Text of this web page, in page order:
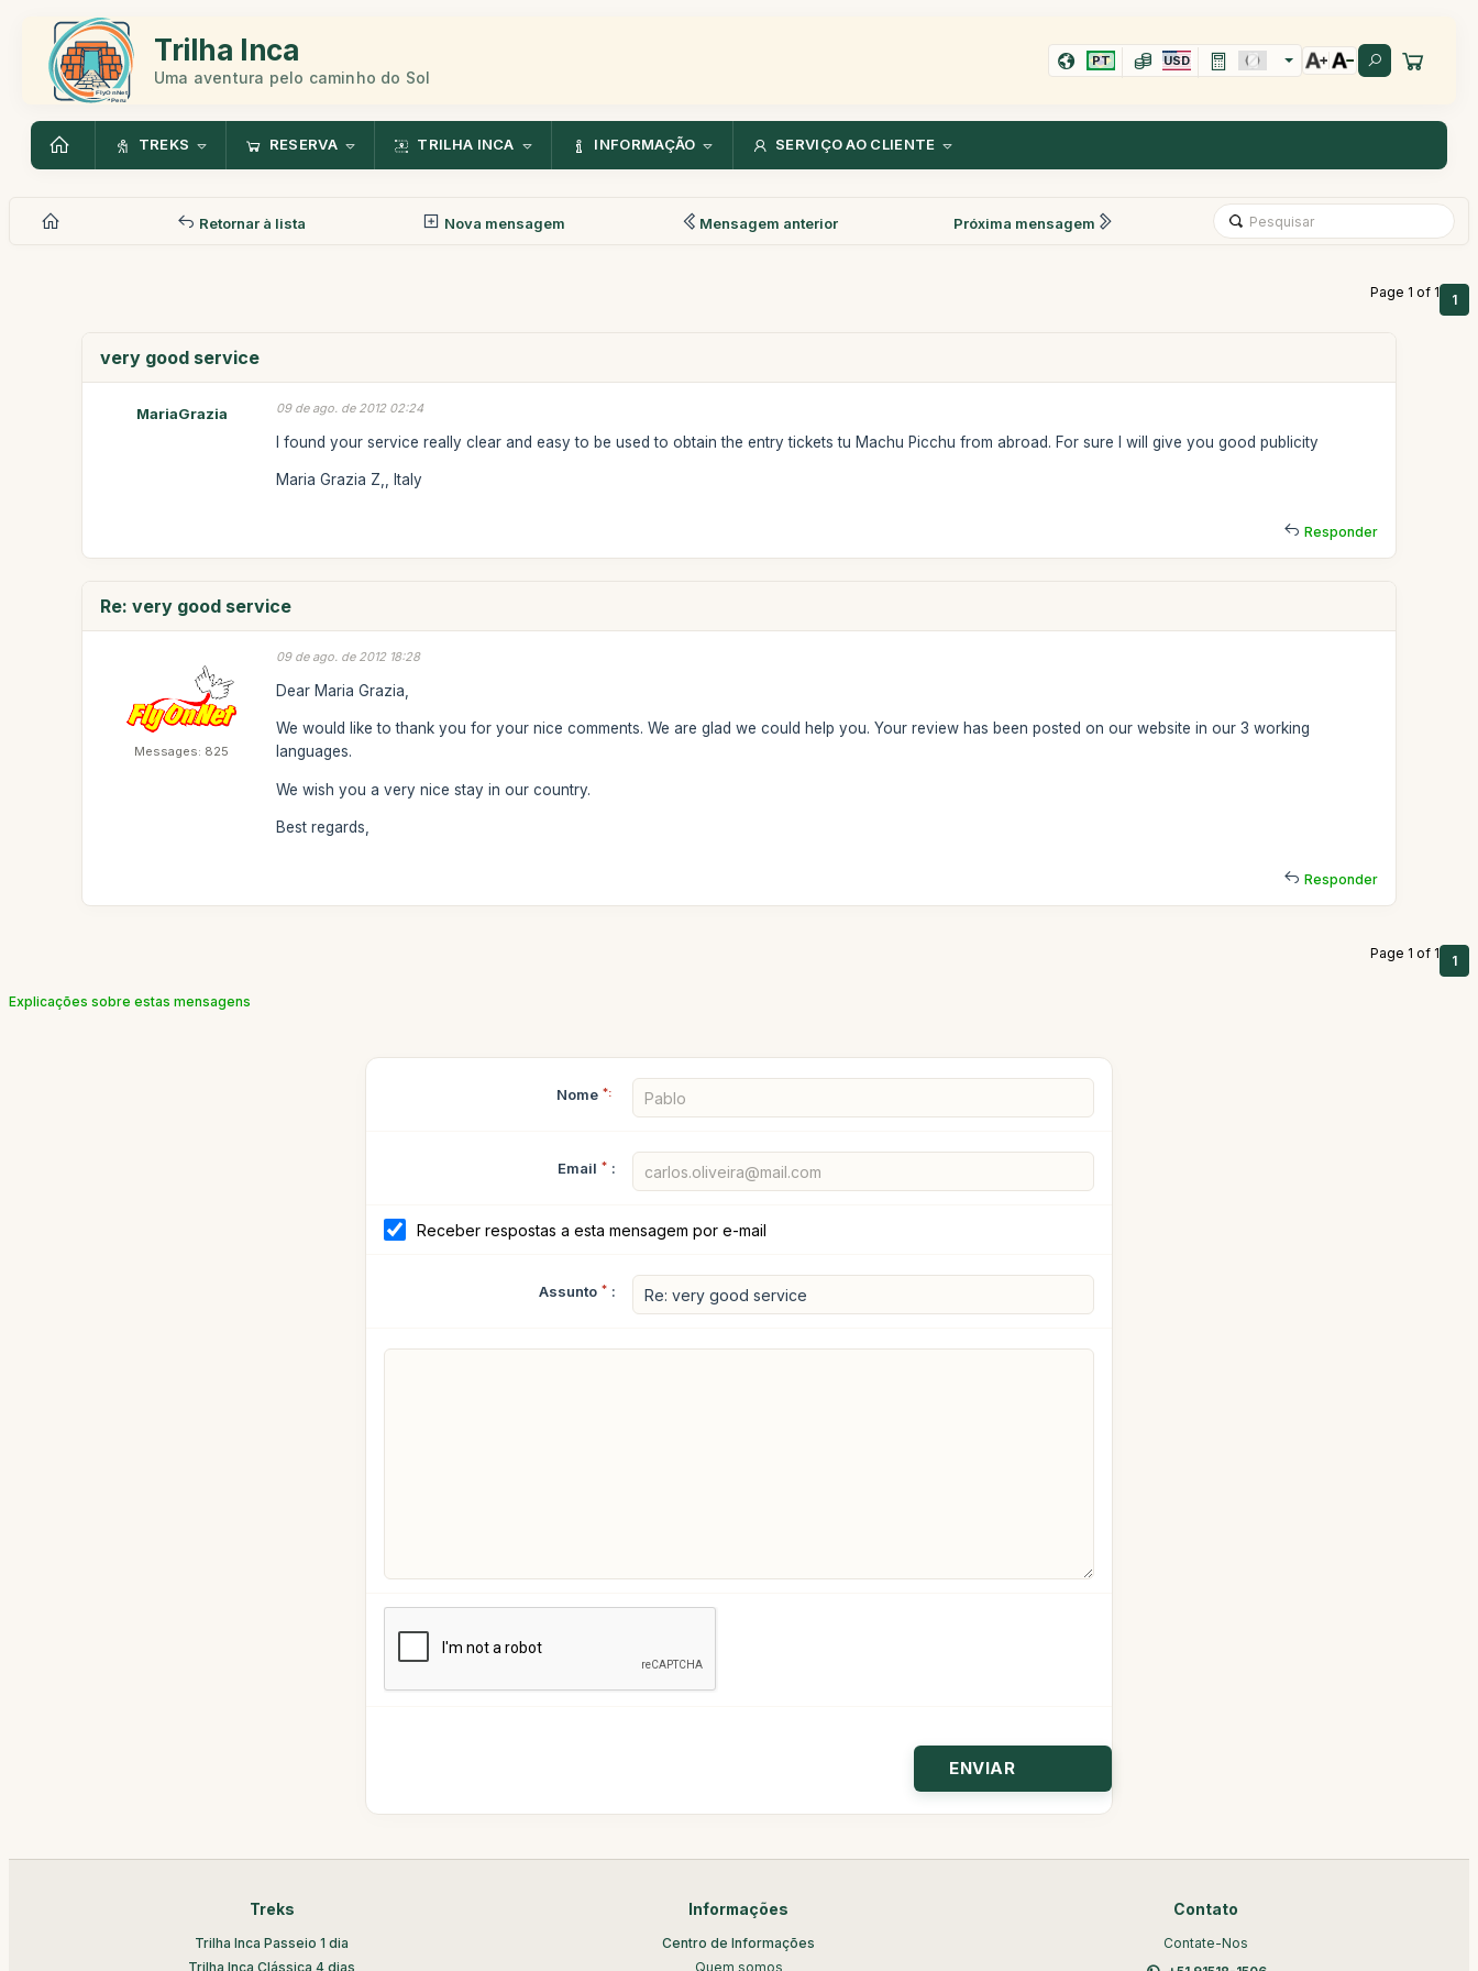
Trilha Inca
Uma aventura pelo caminho do Sol
PT USD
TREKS RESERVA TRILHA INCA INFORMAÇÃO SERVIÇO AO CLIENTE
Retornar à lista Nova mensagem Mensagem anterior Próxima mensagem
Page 1 of 1 1
very good service
MariaGrazia 09 de ago. de 2012 02:24
I found your service really clear and easy to be used to obtain the entry tickets tu Machu Picchu from abroad. For sure I will give you good publicity
Maria Grazia Z,, Italy
Responder
Re: very good service
Messages: 825
09 de ago. de 2012 18:28
Dear Maria Grazia,
We would like to thank you for your nice comments. We are glad we could help you. Your review has been posted on our website in our 3 working
languages.
We wish you a very nice stay in our country.
Best regards,
Responder
Page 1 of 1 1
Explicações sobre estas mensagens
Nome *:
Email * :
Receber respostas a esta mensagem por e-mail
Assunto * :
Treks
Trilha Inca Passeio 1 dia
Trilha Inca Clássica 4 dias
Informações
Centro de Informações
Quem somos
Contato
Contate-Nos